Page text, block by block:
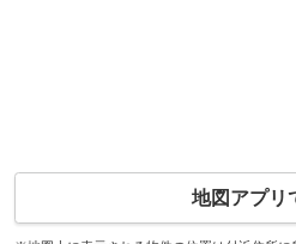
地図アプリ